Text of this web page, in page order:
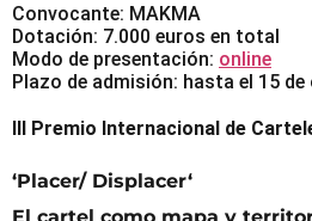
Convocante: MAKMA
Dotación: 7.000 euros en total
Modo de presentación: online
Plazo de admisión: hasta el 15
III Premio Internacional de
‘Placer/ Displacer‘
El cartel como mapa y